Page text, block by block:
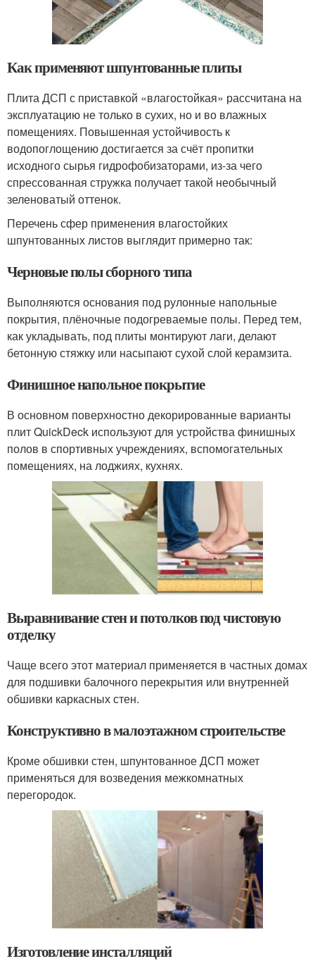
Как применяют шпунтованные плиты
Плита ДСП с приставкой «влагостойкая» рассчитана на
эксплуатацию не только в сухих, но и во влажных
помещениях. Повышенная устойчивость к
водопоглощению достигается за счёт пропитки
исходного сырья гидрофобизаторами, из-за чего
спрессованная стружка получает такой необычный
зеленоватый оттенок.
Перечень сфер применения влагостойких
шпунтованных листов выглядит примерно так:
Черновые полы сборного типа
Выполняются основания под рулонные напольные
покрытия, плёночные подогреваемые полы. Перед тем,
как укладывать, под плиты монтируют лаги, делают
бетонную стяжку или насыпают сухой слой керамзита.
Финишное напольное покрытие
В основном поверхностно декорированные варианты
плит QuickDeck используют для устройства финишных
полов в спортивных учреждениях, вспомогательных
помещениях, на лоджиях, кухнях.
Выравнивание стен и потолков под чистовую
отделку
Чаще всего этот материал применяется в частных домах
для подшивки балочного перекрытия или внутренней
обшивки каркасных стен.
Конструктивно в малоэтажном строительстве
Кроме обшивки стен, шпунтованное ДСП может
применяться для возведения межкомнатных
перегородок.
Изготовление инсталляций